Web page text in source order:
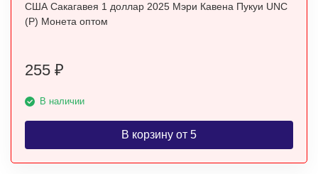
США Сакагавея 1 доллар 2025 Мэри Кавена Пукуи UNC
(P) Монета оптом
255 ₽
В наличии
В корзину от 5